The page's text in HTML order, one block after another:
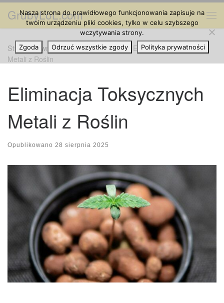
Przejdź do treści
GrubyLoL.com
Strona główna » Hodowla Marihuany » Eliminacja Toksycznych
Metali z Roślin
Eliminacja Toksycznych
Metali z Roślin
Opublikowano 28 sierpnia 2025
Nasza strona do prawidłowego funkcjonowania zapisuje na
twoim urządzeniu pliki cookies, tylko w celu szybszego
wczytywania strony.
Zgoda
Odrzuć wszystkie zgody Polityka prywatności